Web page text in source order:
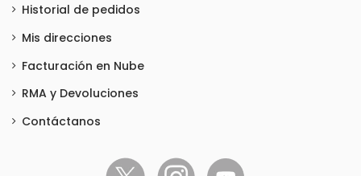
Historial de pedidos
Mis direcciones
Facturación en Nube
RMA y Devoluciones
Contáctanos